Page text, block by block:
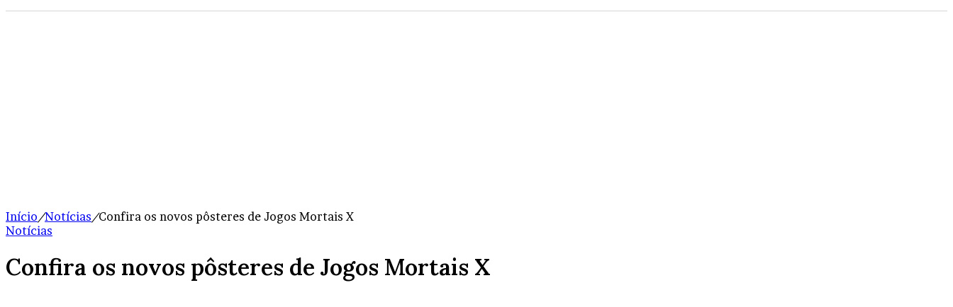
Início/Notícias/Confira os novos pôsteres de Jogos Mortais X
Notícias
Confira os novos pôsteres de Jogos Mortais X